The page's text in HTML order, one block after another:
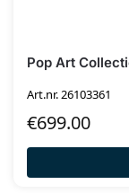
Pop Art
Art.nr. 26103361
€699.00